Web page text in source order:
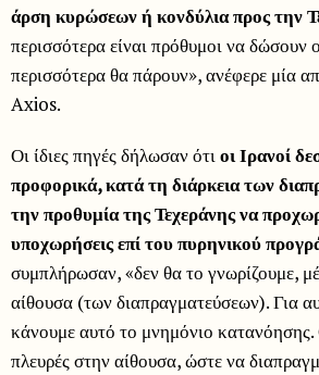
άρση κυρώσεων ή κονδύλια προς την
περισσότερα είναι πρόθυμοι να δώσουν
περισσότερα θα πάρουν», ανέφερε μία
Axios.
Οι ίδιες πηγές δήλωσαν ότιοι Ιρανοί
προφορικά, κατά τη διάρκεια των
την προθυμία της Τεχεράνης να
υποχωρήσεις επί του πυρηνικού
συμπλήρωσαν, «δεν θα το γνωρίζουμε,
αίθουσα (των διαπραγματεύσεων). Για
κάνουμε αυτό το μνημόνιο κατανόησης.
πλευρές στην αίθουσα, ώστε να